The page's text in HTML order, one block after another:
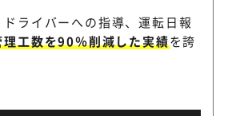
ライバーへの指導、運転日報
理工数を90％削減した実績を誇